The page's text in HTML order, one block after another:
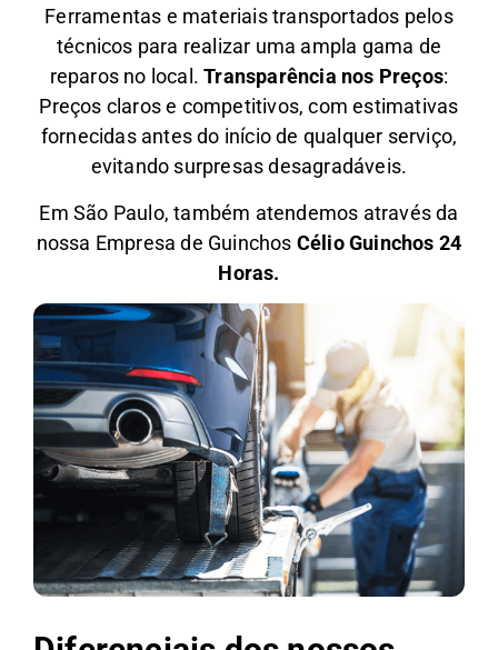
Ferramentas e materiais transportados pelos
técnicos para realizar uma ampla gama de
reparos no local.Transparência nos Preços:
Preços claros e competitivos, com estimativas
fornecidas antes do início de qualquer serviço,
evitando surpresas desagradáveis.
Em São Paulo, também atendemos através da
nossa Empresa de Guinchos Célio Guinchos 24
Horas.